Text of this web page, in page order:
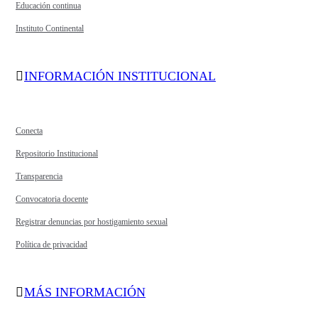
Educación continua
Instituto Continental
INFORMACIÓN INSTITUCIONAL
Conecta
Repositorio Institucional
Transparencia
Convocatoria docente
Registrar denuncias por hostigamiento sexual
Política de privacidad
MÁS INFORMACIÓN